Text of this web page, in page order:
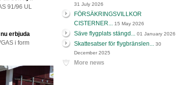
91/96 UL
erbjuda
i form
31 July 2026
FÖRSÄKRINGSVILLKOR
CISTERNER... 15 May 2026
Säve flygplats stängd... 01 January 2026
Skattesatser för flygbränslen... 30
December 2025
More news